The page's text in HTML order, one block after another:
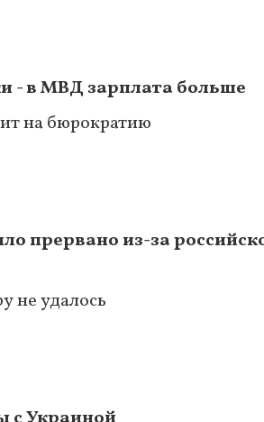
- в МВД зарплата больше
на бюрократию
прервано из-за
не удалось